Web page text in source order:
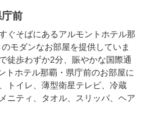
前
ぐそばにあるアルモントホテル那
モダンなお部屋を提供していま
徒歩わずか2分、賑やかな国際通
トホテル那覇・県庁前のお部屋に
トイレ、薄型衛星テレビ、冷蔵
ニティ、タオル、スリッパ、ヘア